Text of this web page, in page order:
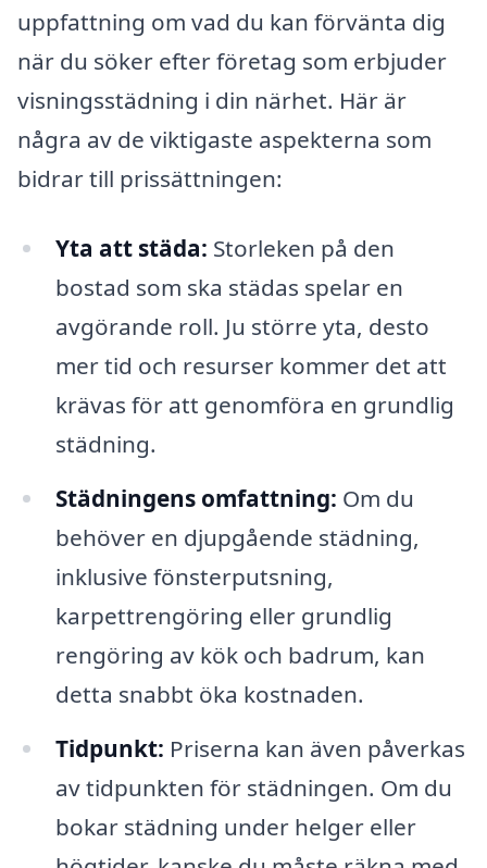
uppfattning om vad du kan förvänta dig
när du söker efter företag som erbjuder
visningsstädning i din närhet. Här är
några av de viktigaste aspekterna som
bidrar till prissättningen:
Yta att städa: Storleken på den
bostad som ska städas spelar en
avgörande roll. Ju större yta, desto
mer tid och resurser kommer det att
krävas för att genomföra en grundlig
städning.
Städningens omfattning: Om du
behöver en djupgående städning,
inklusive fönsterputsning,
karpettrengöring eller grundlig
rengöring av kök och badrum, kan
detta snabbt öka kostnaden.
Tidpunkt: Priserna kan även påverkas
av tidpunkten för städningen. Om du
bokar städning under helger eller